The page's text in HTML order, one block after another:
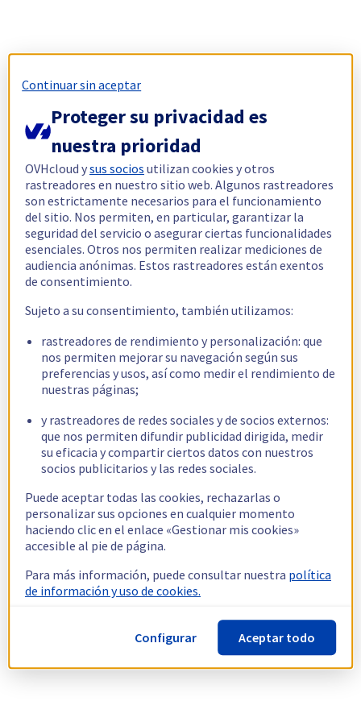
Continuar sin aceptar
Proteger su privacidad es
nuestra prioridad
OVHcloud ysus socios utilizan cookies y otros
rastreadores en nuestro sitio web. Algunos rastreadores
son estrictamente necesarios para el funcionamiento
del sitio. Nos permiten, en particular, garantizar la
seguridad del servicio o asegurar ciertas funcionalidades
esenciales. Otros nos permiten realizar mediciones de
audiencia anónimas. Estos rastreadores están exentos
de consentimiento.
Sujeto a su consentimiento, también utilizamos:
rastreadores de rendimiento y personalización: que
nos permiten mejorar su navegación según sus
preferencias y usos, así como medir el rendimiento de
nuestras páginas;
y rastreadores de redes sociales y de socios externos:
que nos permiten difundir publicidad dirigida, medir
su eficacia y compartir ciertos datos con nuestros
socios publicitarios y las redes sociales.
Puede aceptar todas las cookies, rechazarlas o
personalizar sus opciones en cualquier momento
haciendo clic en el enlace «Gestionar mis cookies»
accesible al pie de página.
Para más información, puede consultar nuestra política
de información y uso de cookies.
Configurar Aceptar todo